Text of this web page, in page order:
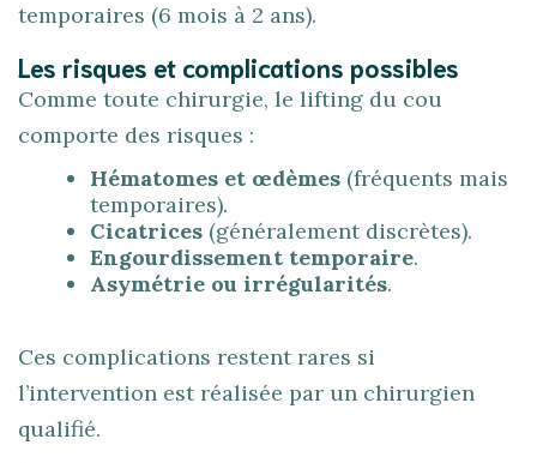
temporaires (6 mois à 2 ans).
Les risques et complications possibles
Comme toute chirurgie, le lifting du cou
comporte des risques :
Hématomes et œdèmes (fréquents mais
temporaires).
Cicatrices (généralement discrètes).
Engourdissement temporaire.
Asymétrie ou irrégularités.
Ces complications restent rares si
l’intervention est réalisée par un chirurgien
qualifié.